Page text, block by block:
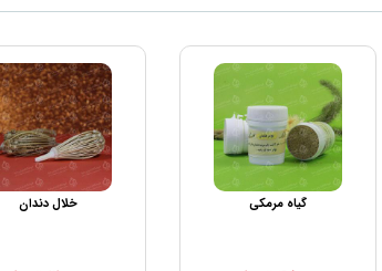
گیاه مرمکی خلال دندان